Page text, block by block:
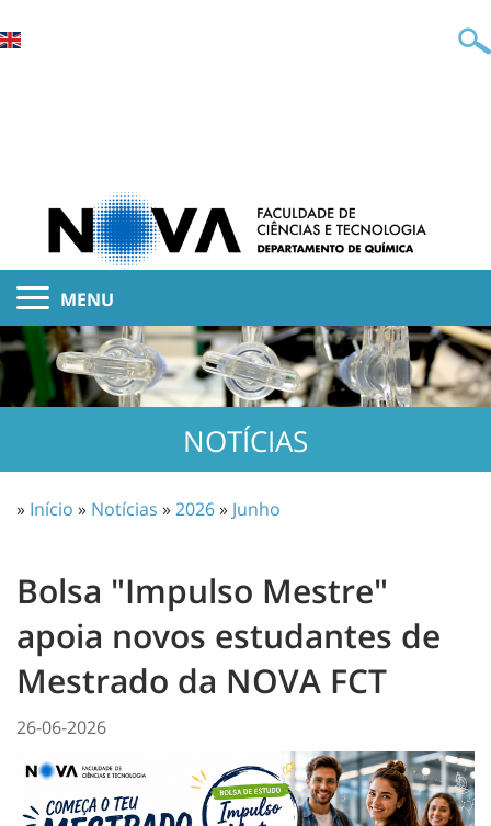
MENU
NOTÍCIAS
» Início » Notícias »2026» Junho
Bolsa "Impulso Mestre"
apoia novos estudantes de
Mestrado da NOVA FCT
26-06-2026